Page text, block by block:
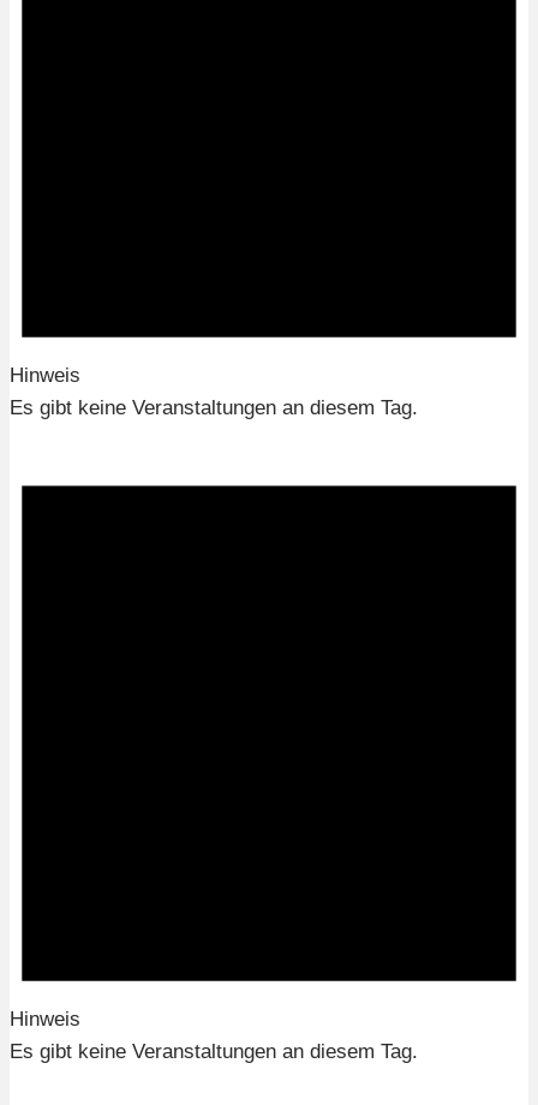
Hinweis
Es gibt keine Veranstaltungen an diesem Tag.
Hinweis
Es gibt keine Veranstaltungen an diesem Tag.